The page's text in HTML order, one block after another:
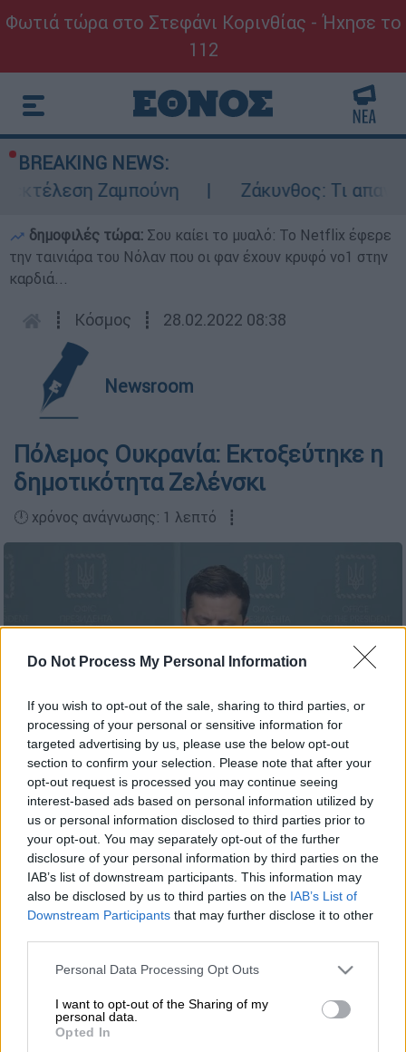
Do Not Process My Personal Information
If you wish to opt-out of the sale, sharing to third parties, or
processing of your personal or sensitive information for
targeted advertising by us, please use the below opt-out
section to confirm your selection. Please note that after your
opt-out request is processed you may continue seeing
interest-based ads based on personal information utilized by
us or personal information disclosed to third parties prior to
your opt-out. You may separately opt-out of the further
disclosure of your personal information by third parties on the
IAB’s list of downstream participants. This information may
also be disclosed by us to third parties on the IAB’s List of
Downstream Participants that may further disclose it to other
Please note that this website/app uses one or more Google
not limited to your visit or usage behaviour. You may click to
grant or deny consent to Google and its third-party tags to
use your data for below specified purposes in below Google
Personal Data Processing Opt Outs
I want to opt-out of the Sharing of my
personal data.
Opted In
Φωτιά τώρα στο Στεφάνι Κορινθίας - Ήχησε το
112
BREAKING NEWS:
Ζαμπούνη
Ζάκυνθος: Τι
δημοφιλές τώρα: Σου καίει το μυαλό: Το Netflix έφερε
την ταινιάρα του Νόλαν που οι φαν έχουν κρυφό νο1 στην
καρδιά...
┋ Κόσμος ┋ 28.02.2022 08:38
Newsroom
Πόλεμος Ουκρανία: Εκτοξεύτηκε η
δημοτικότητα Ζελένσκι
🕛 χρόνος ανάγνωσης: 1 λεπτό ┋
facebook
Προσθέστε το ΕΘΝΟΣ στη Google
Πάνω από το 90% των Ουκρανώνδηλώνουν
ότι υποστηρίζουν τον πρόεδροΒολοντίμιρ
Ζελένσκι, σύμφωνα με δημοσκόπηση που
διενήργησε το Σαββατοκύριακο ο
Σύμφωνα με τα στοιχεία που